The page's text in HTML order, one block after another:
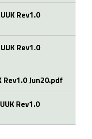
Rev1.0
Rev1.0
Jun20.pdf
Rev1.0